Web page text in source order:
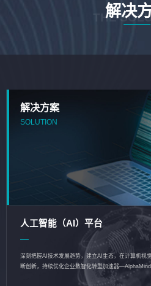
解决
THE
解决方案
SOLUTION
人工智能（AI）平台
深刻把握AI技术发展趋势，建立AI生态，在计算机视
断创新，持续优化企业数智化转型加速器